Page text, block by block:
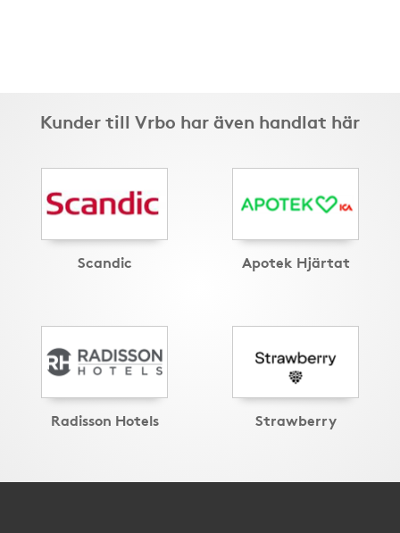
Kunder till Vrbo har även handlat här
Scandic Apotek Hjärtat
Radisson Hotels Strawberry